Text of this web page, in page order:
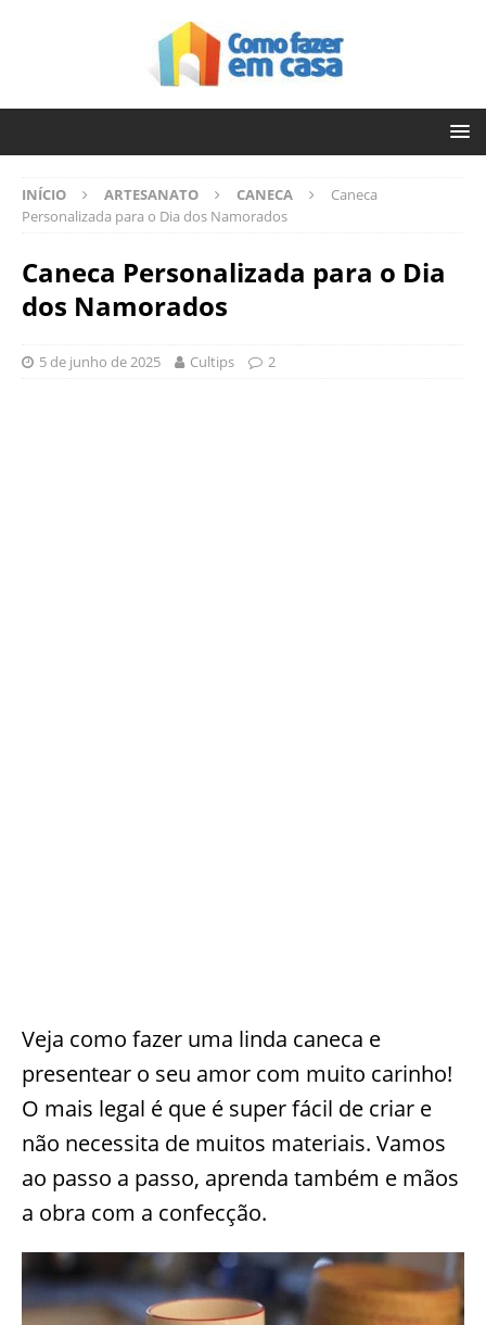
INÍCIO ARTESANATO CANECA
Caneca
Personalizada para o Dia dos Namorados
Caneca Personalizada para o Dia
dos Namorados
5 de junho de 2025 Cultips 2
Veja como fazer uma linda caneca e
presentear o seu amor com muito carinho!
O mais legal é que é super fácil de criar e
não necessita de muitos materiais. Vamos
ao passo a passo, aprenda também e mãos
a obra com a confecção.